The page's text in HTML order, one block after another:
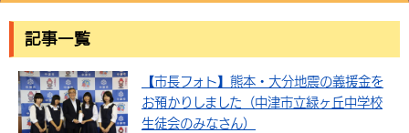
英語（English） 中国語（簡体字）
中国語（繁体字）
くらしの情報
届出・登録・証明
福祉・介護 健康・予防
税金 住宅・インフラ
事業者の方へ
入札・契約 産業・雇用
農林水産業 税金
子育て・教育
施設情報 子どもを預ける
観光・移住
記事一覧
【市長フォト】熊本・大分地震の義援金を
お預かりしました（中津市立緑ヶ丘中学校
生徒会のみなさん）